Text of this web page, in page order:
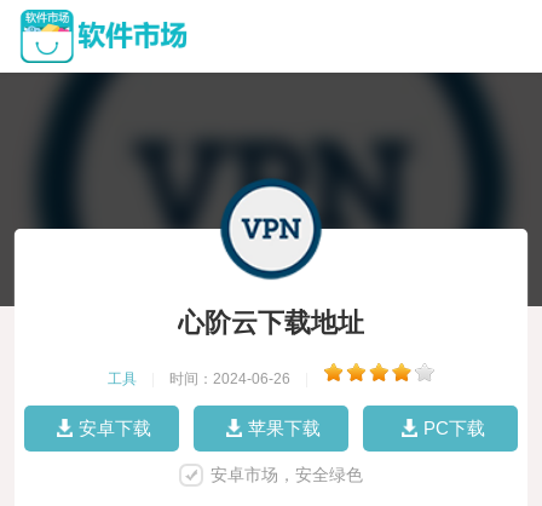
心阶云下载地址
工具 时间：2024-06-26
安卓下载 苹果下载 PC下载
安卓市场，安全绿色